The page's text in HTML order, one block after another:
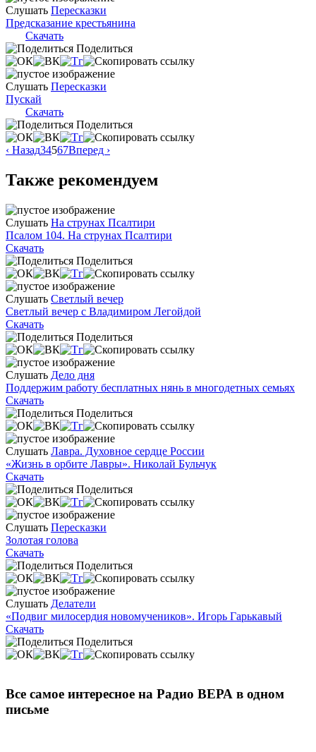
Слушать Пересказки
Предсказание крестьянина
Скачать
Поделиться
Слушать Пересказки
Пускай
Скачать
Поделиться
‹ Назад34567Вперед ›
Также рекомендуем
Слушать На струнах Псалтири
Псалом 104. На струнах Псалтири
Скачать
Поделиться
Слушать Светлый вечер
Светлый вечер с Владимиром Легойдой
Скачать
Поделиться
Слушать Дело дня
Поддержим работу бесплатных нянь в многодетных семьях
Скачать
Поделиться
Слушать Лавра. Духовное сердце России
«Жизнь в орбите Лавры». Николай Бульчук
Скачать
Поделиться
Слушать Пересказки
Золотая голова
Скачать
Поделиться
Слушать Делатели
«Подвиг милосердия новомучеников». Игорь Гарькавый
Скачать
Поделиться
Все самое интересное на Радио ВЕРА в одном
письме